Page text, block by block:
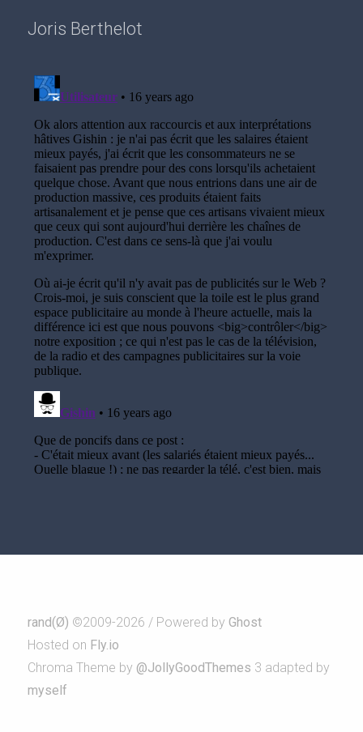
Joris Berthelot
rand(Ø) ©2009-2026 / Powered by Ghost
Hosted on Fly.io
Chroma Theme by @JollyGoodThemes 3 adapted by
myself